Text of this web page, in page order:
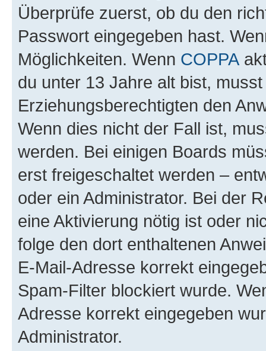
Überprüfe zuerst, ob du den
Passwort eingegeben hast.
Möglichkeiten. Wenn COPPA
du unter 13 Jahre alt bist,
Erziehungsberechtigten den
Wenn dies nicht der Fall ist,
werden. Bei einigen Boards
erst freigeschaltet werden –
oder ein Administrator. Bei der
eine Aktivierung nötig ist oder
folge den dort enthaltenen
E-Mail-Adresse korrekt
Spam-Filter blockiert wurde.
Adresse korrekt eingegeben
Administrator.